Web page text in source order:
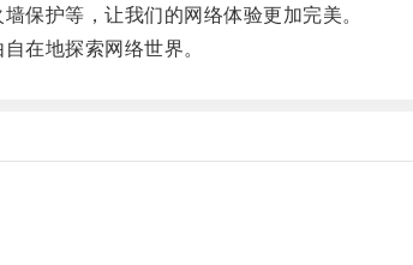
护等，让我们的网络体验更加完美。
在地探索网络世界。